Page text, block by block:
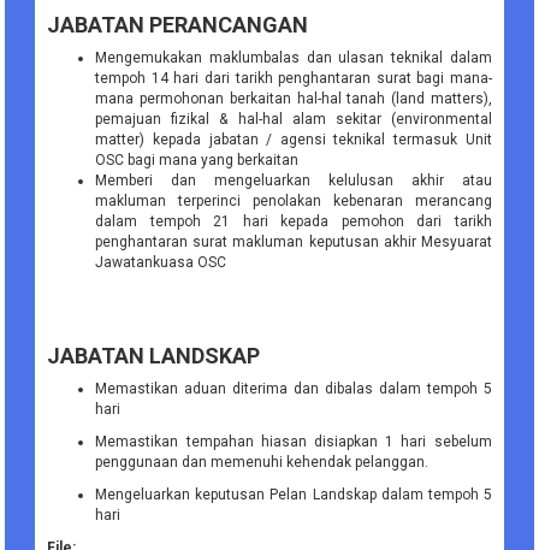
JABATAN PERANCANGAN
Mengemukakan maklumbalas dan ulasan teknikal dalam
tempoh 14 hari dari tarikh penghantaran surat bagi mana-
mana permohonan berkaitan hal-hal tanah (land matters),
pemajuan fizikal & hal-hal alam sekitar (environmental
matter) kepada jabatan / agensi teknikal termasuk Unit
OSC bagi mana yang berkaitan
Memberi dan mengeluarkan kelulusan akhir atau
makluman terperinci penolakan kebenaran merancang
dalam tempoh 21 hari kepada pemohon dari tarikh
penghantaran surat makluman keputusan akhir Mesyuarat
Jawatankuasa OSC
JABATAN LANDSKAP
Memastikan aduan diterima dan dibalas dalam tempoh 5
hari
Memastikan tempahan hiasan disiapkan 1 hari sebelum
penggunaan dan memenuhi kehendak pelanggan.
Mengeluarkan keputusan Pelan Landskap dalam tempoh 5
hari